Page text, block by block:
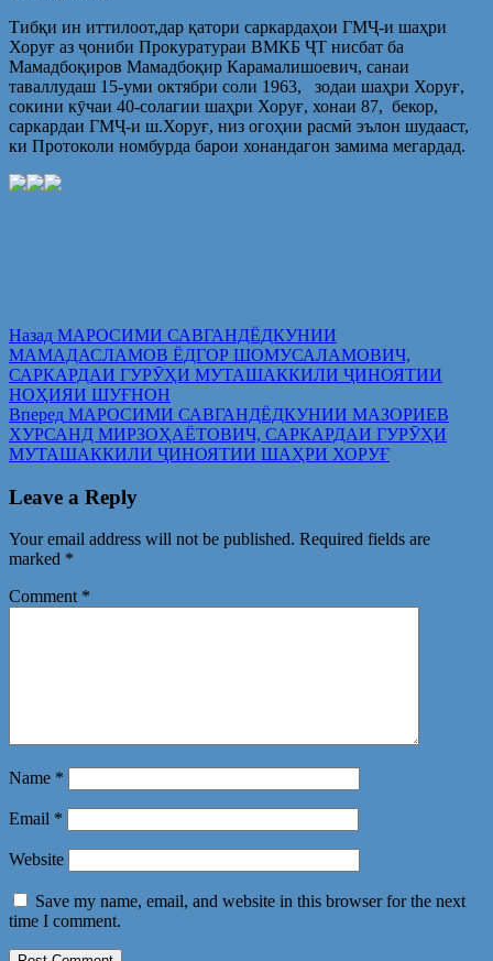
Тибқи ин иттилоот,дар қатори саркардаҳои ГМҶ-и шаҳри
Хоруғ аз ҷониби Прокуратураи ВМКБ ҶТ нисбат ба
Мамадбоқиров Мамадбоқир Карамалишоевич, санаи
таваллудаш 15-уми октябри соли 1963, зодаи шаҳри Хоруғ,
сокини кӯчаи 40-солагии шаҳри Хоруғ, хонаи 87, бекор,
саркардаи ГМҶ-и ш.Хоруғ, низ огоҳии расмӣ эълон шудааст,
ки Протоколи номбурда барои хонандагон замима мегардад.
Post
navigation
Назад Предыдущая
запись:
МАРОСИМИ САВГАНДЁДКУНИИ
МАМАДАСЛАМОВ ЁДГОР ШОМУСАЛАМОВИЧ,
САРКАРДАИ ГУРӮҲИ МУТАШАККИЛИ ҶИНОЯТИИ
НОҲИЯИ ШУҒНОН
Вперед Следующая
запись:
МАРОСИМИ САВГАНДЁДКУНИИ МАЗОРИЕВ
ХУРСАНД МИРЗОҲАЁТОВИЧ, САРКАРДАИ ГУРӮҲИ
МУТАШАККИЛИ ҶИНОЯТИИ ШАҲРИ ХОРУҒ
Leave a Reply
Your email address will not be published. Required fields are
marked *
Comment *
Name *
Email *
Website
Save my name, email, and website in this browser for the next
time I comment.